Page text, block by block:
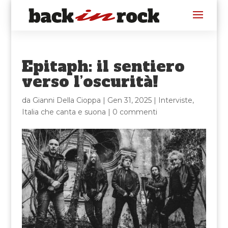
Epitaph: il sentiero
verso l’oscurità!
da Gianni Della Cioppa | Gen 31, 2025| Interviste,
Italia che canta e suona | 0 commenti